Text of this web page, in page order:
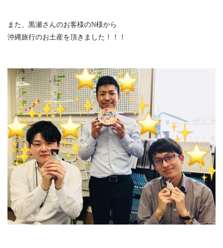
また、黒瀬さんのお客様のN様から
沖縄旅行のお土産を頂きました！！！